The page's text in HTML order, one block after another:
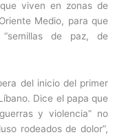
viven en zonas de
Medio, para que
de paz, de
del inicio del primer
Dice el papa que
y violencia” no
rodeados de dolor”,